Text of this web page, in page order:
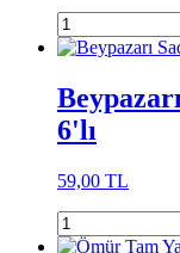
6'lı
59,00 TL